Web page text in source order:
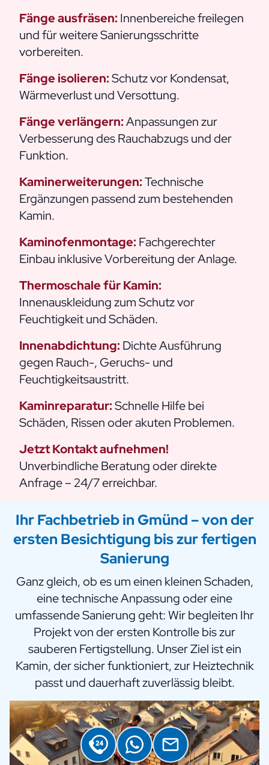
Fänge ausfräsen: Innenbereiche freilegen
und für weitere Sanierungsschritte
vorbereiten.
Fänge isolieren:Schutz vor Kondensat,
Wärmeverlust und Versottung.
Fänge verlängern:Anpassungen zur
Verbesserung des Rauchabzugs und der
Funktion.
Kaminerweiterungen:Technische
Ergänzungen passend zum bestehenden
Kamin.
Kaminofenmontage: Fachgerechter
Einbau inklusive Vorbereitung der Anlage.
Thermoschale für Kamin:
Innenauskleidung zum Schutz vor
Feuchtigkeit und Schäden.
Innenabdichtung: Dichte Ausführung
gegen Rauch-, Geruchs- und
Feuchtigkeitsaustritt.
Kaminreparatur:Schnelle Hilfe bei
Schäden, Rissen oder akuten Problemen.
Jetzt Kontakt aufnehmen!
Unverbindliche Beratung oder direkte
Anfrage – 24/7 erreichbar.
Ihr Fachbetrieb in Gmünd – von der
ersten Besichtigung bis zur fertigen
Sanierung
Ganz gleich, ob es um einen kleinen Schaden,
eine technische Anpassung oder eine
umfassende Sanierung geht: Wir begleiten Ihr
Projekt von der ersten Kontrolle bis zur
sauberen Fertigstellung. Unser Ziel ist ein
Kamin, der sicher funktioniert, zur Heiztechnik
passt und dauerhaft zuverlässig bleibt.